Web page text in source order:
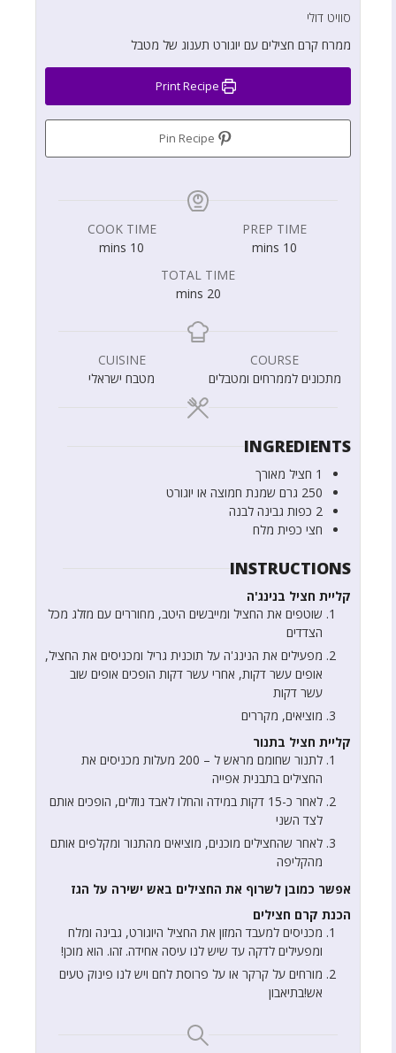
סוויט דולי
ממרח קרם חצילים עם יוגורט תענוג של מטבל
PREP TIME
10
mins
COOK TIME
10
mins
TOTAL TIME
20
mins
COURSE
מתכונים לממרחים ומטבלים
CUISINE
מטבח ישראלי
INGREDIENTS
1 חציל מאורך
250 גרם שמנת חמוצה או יוגורט
2 כפות גבינה לבנה
חצי כפית מלח
INSTRUCTIONS
קליית חציל בנינג'ה
שוטפים את החציל ומייבשים היטב, מחוררים עם מזלג מכל
הצדדים
מפעילים את הנינג'ה על תוכנית גריל ומכניסים את החציל,
אופים עשר דקות, אחרי עשר דקות הופכים אופים שוב
עשר דקות
מוציאים, מקררים
קליית חציל בתנור
לתנור שחומם מראש ל – 200 מעלות מכניסים את
החצילים בתבנית אפייה
לאחר כ-15 דקות במידה והחלו לאבד נוזלים, הופכים אותם
לצד השני
לאחר שהחצילים מוכנים, מוציאים מהתנור ומקלפים אותם
מהקליפה
אפשר כמובן לשרוף את החצילים באש ישירה על הגז
הכנת קרם חצילים
מכניסים למעבד המזון את החציל היוגורט, גבינה ומלח
ומפעילים לדקה עד שיש לנו עיסה אחידה. זהו. הוא מוכן!
מורחים על קרקר או על פרוסת לחם ויש לנו פינוק טעים
אש!בתיאבון